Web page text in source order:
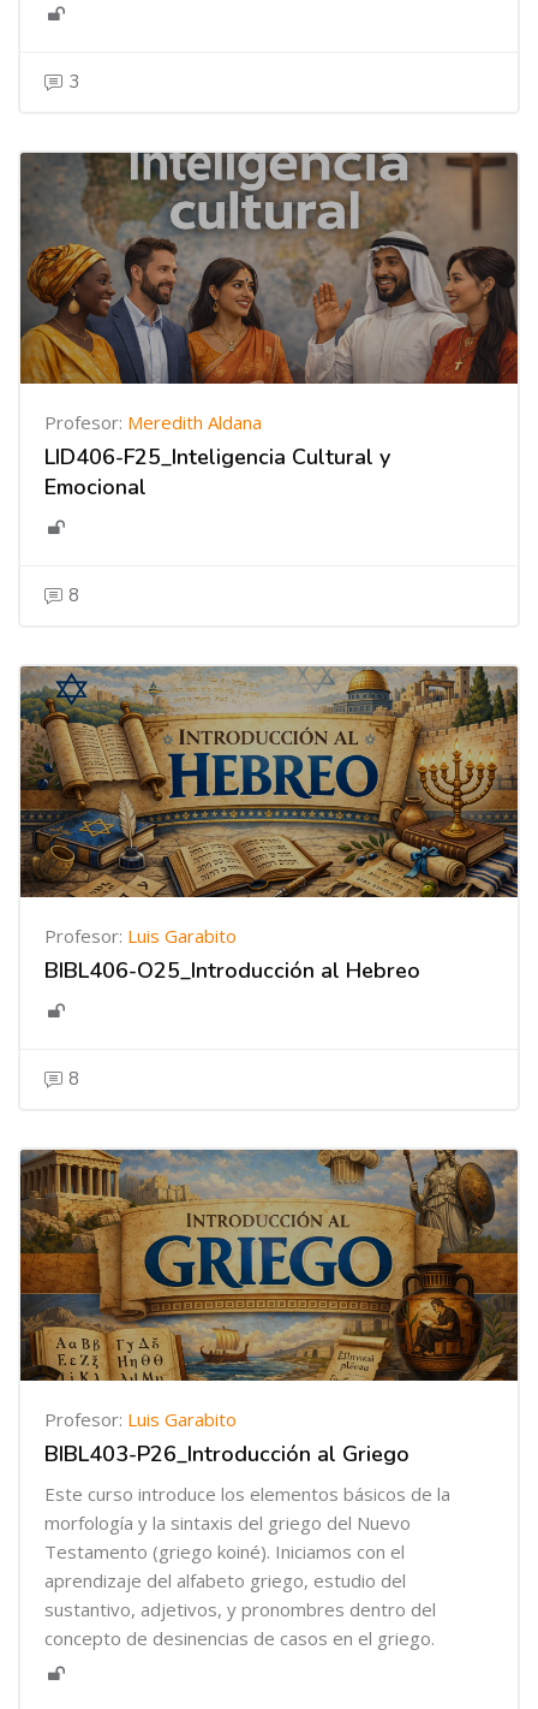
3
Profesor: Meredith Aldana
LID406-F25_Inteligencia Cultural y
Emocional
8
Profesor: Luis Garabito
BIBL406-O25_Introducción al Hebreo
8
Profesor: Luis Garabito
BIBL403-P26_Introducción al Griego
Este curso introduce los elementos básicos de la
morfología y la sintaxis del griego del Nuevo
Testamento (griego koiné). Iniciamos con el
aprendizaje del alfabeto griego, estudio del
sustantivo, adjetivos, y pronombres dentro del
concepto de desinencias de casos en el griego.